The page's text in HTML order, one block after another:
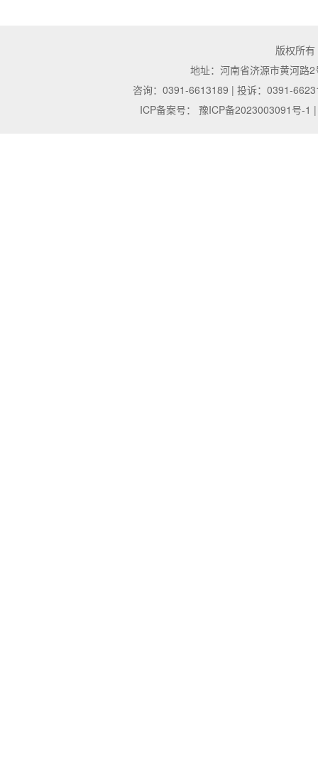
版权所
地址：河南省济源市黄河路
咨询：0391-6613189 | 投诉：0391-
ICP备案号：
豫ICP备2023003091号-1